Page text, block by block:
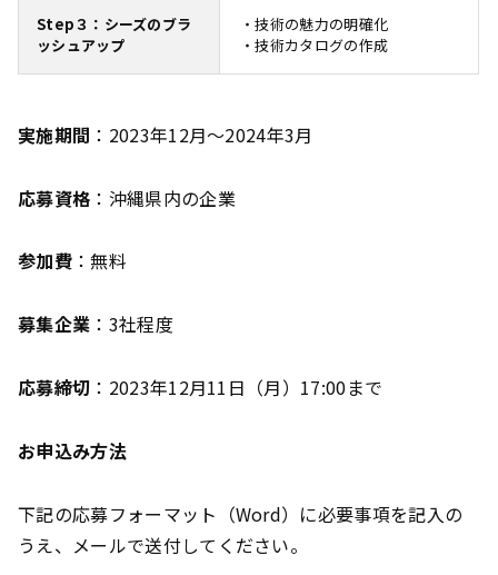
Step３：シーズのブラ
ッシュアップ
・技術の魅力の明確化
・技術カタログの作成
実施期間 ：2023年12月〜2024年3月
応募資格 ：沖縄県内の企業
参加費：無料
募集企業 ：3社程度
応募締切 ：2023年12月11日（月）17:00まで
お申込み方法
下記の応募フォーマット（Word）に必要事項を記入の
うえ、メールで送付してください。